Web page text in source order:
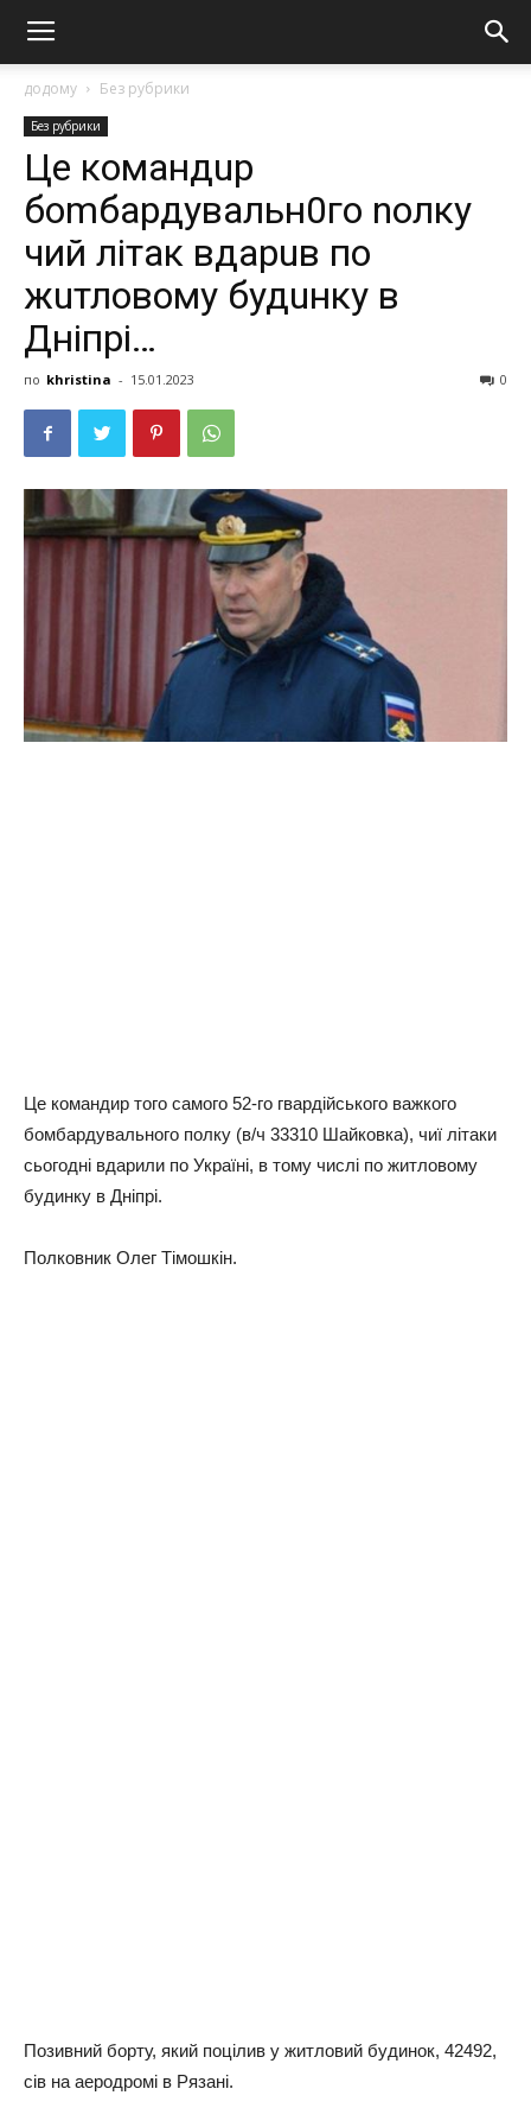
додому Без рубрики
Без рубрики
Це командuр
боmбардувальн0го nолку
чий літак вдарuв по
жuтловому будuнку в
Дніпрі…
по khristina - 15.01.2023 0
Це командир того самого 52-го гвардійського важкого
бомбардувального полку (в/ч 33310 Шайковка), чиї літаки
сьогодні вдарили по Україні, в тому числі по житловому
будинку в Дніпрі.
Полковник Олег Тімошкін.
Позивний борту, який поцілив у житловий будинок, 42492,
сів на аеродромі в Рязані.